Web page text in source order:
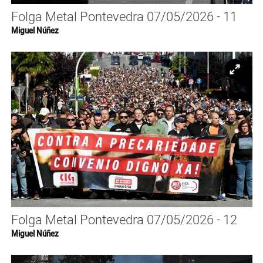
Folga Metal Pontevedra 07/05/2026 - 11
Miguel Núñez
Folga Metal Pontevedra 07/05/2026 - 12
Miguel Núñez